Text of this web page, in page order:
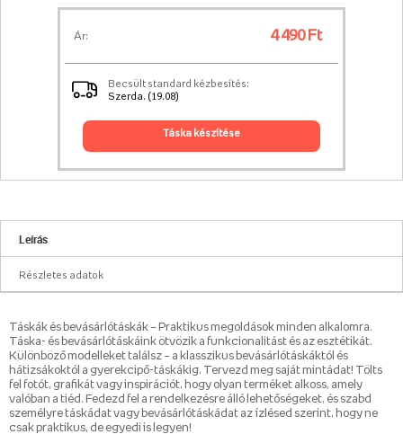
Ár: 4 490 Ft
Becsült standard kézbesítés:
Szerda. (19.08)
táska készítése
Leírás
Részletes adatok
Táskák és bevásárlótáskák – Praktikus megoldások minden alkalomra.
Táska- és bevásárlótáskáink ötvözik a funkcionalitást és az esztétikát.
Különböző modelleket találsz – a klasszikus bevásárlótáskáktól és
hátizsákoktól a gyerekcipő-táskákig. Tervezd meg saját mintádat! Tölts
fel fotót, grafikát vagy inspirációt, hogy olyan terméket alkoss, amely
valóban a tiéd. Fedezd fel a rendelkezésre álló lehetőségeket, és szabd
személyre táskádat vagy bevásárlótáskádat az ízlésed szerint, hogy ne
csak praktikus, de egyedi is legyen!